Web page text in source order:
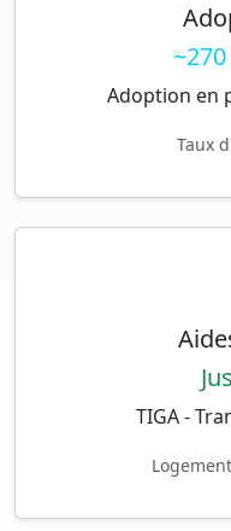
Adoption en
Taux
TIGA -